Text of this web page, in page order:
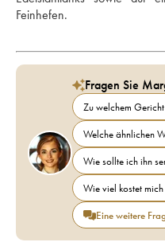
Feinhefen.
Fragen Sie
Zu welchem
Welche ähnlichen
Wie sollte ich ihn
Wie viel kostet
Eine weitere